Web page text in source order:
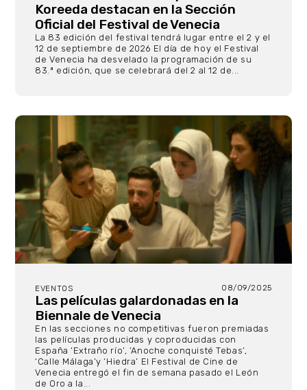
Koreeda destacan en la Sección
Oficial del Festival de Venecia
La 83 edición del festival tendrá lugar entre el 2 y el
12 de septiembre de 2026 El día de hoy el Festival
de Venecia ha desvelado la programación de su
83.ª edición, que se celebrará del 2 al 12 de...
EVENTOS 08/09/2025
Las películas galardonadas en la
Biennale de Venecia
En las secciones no competitivas fueron premiadas
las películas producidas y coproducidas con
España ‘Extraño río’, ‘Anoche conquisté Tebas’,
‘Calle Málaga’y ‘Hiedra’ El Festival de Cine de
Venecia entregó el fin de semana pasado el León
de Oro a la...